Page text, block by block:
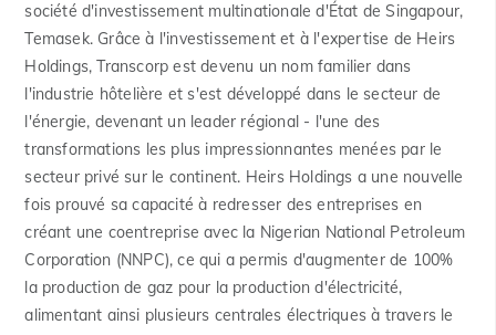
société d'investissement multinationale d'État de Singapour,
Temasek. Grâce à l'investissement et à l'expertise de Heirs
Holdings, Transcorp est devenu un nom familier dans
l'industrie hôtelière et s'est développé dans le secteur de
l'énergie, devenant un leader régional - l'une des
transformations les plus impressionnantes menées par le
secteur privé sur le continent. Heirs Holdings a une nouvelle
fois prouvé sa capacité à redresser des entreprises en
créant une coentreprise avec la Nigerian National Petroleum
Corporation (NNPC), ce qui a permis d'augmenter de 100%
la production de gaz pour la production d'électricité,
alimentant ainsi plusieurs centrales électriques à travers le